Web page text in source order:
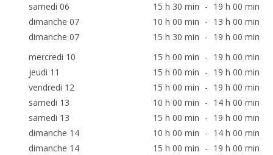
samedi 06
15 h 30 min - 19 h 00 min
dimanche 07
10 h 00 min - 13 h 00 min
dimanche 07
15 h 30 min - 19 h 00 min
mercredi 10
15 h 00 min - 19 h 00 min
jeudi 11
15 h 00 min - 19 h 00 min
vendredi 12
15 h 00 min - 19 h 00 min
samedi 13
10 h 00 min - 14 h 00 min
samedi 13
15 h 00 min - 19 h 00 min
dimanche 14
10 h 00 min - 14 h 00 min
dimanche 14
15 h 00 min - 19 h 00 min